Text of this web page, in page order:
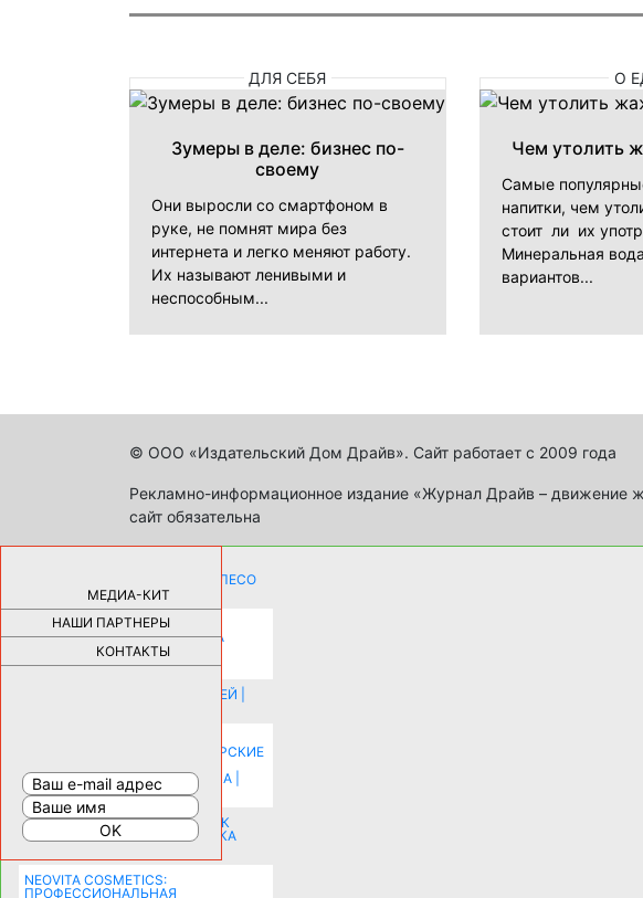
ДЛЯ СЕБЯ
Зумеры в деле: бизнес по-
своему
Они выросли со смартфоном в
руке, не помнят мира без
интернета и легко меняют работу.
Их называют ленивыми и
неспособным...
О
Чем утолить
Самые
напитки, чем
стоит ли их
Минеральная
вариантов...
© ООО «Издательский Дом Драйв». Сайт работает с 2009 года
Рекламно-информационное издание «Журнал Драйв – движение
сайт обязательна
МЕДИА-КИТ
НАШИ ПАРТНЕРЫ
КОНТАКТЫ
КАК ДЕВУШКЕ ПОМЕНЯТЬ КОЛЕСО
НА АВТОМОБИЛЕ |69179
НОВЫЕ РАЗРАБОТКИ ДЛЯ
ОЗДОРОВЛЕНИЯ ОРГАНИЗМА
ПЛАТФОРМА ШУМАННА 3Д И
КАПСУЛА ЗДОРОВЬЯ |28291
ИСТОРИЯ НАКЛАДНЫХ НОГТЕЙ |
КОМНАТУ: ХИТРЫЕ ДИЗАЙНЕРСКИЕ
РАСШИРЕНИЯ ПРОСТРАНСТВА |
16198
СОБИРАЕМСЯ НА ПРАЗДНИК К
МОЛОДОЖЕНАМ: ПОДГОТОВКА
NEOVITA COSMETICS:
ПРОФЕССИОНАЛЬНАЯ